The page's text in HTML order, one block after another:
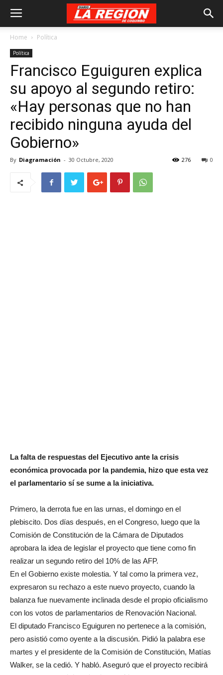
Home Política
Política
Francisco Eguiguren explica
su apoyo al segundo retiro:
«Hay personas que no han
recibido ninguna ayuda del
Gobierno»
By Diagramación - 30 Octubre, 2020 0
276
La falta de respuestas del Ejecutivo ante la crisis
económica provocada por la pandemia, hizo que esta vez
el parlamentario sí se sume a la iniciativa.
Primero, la derrota fue en las urnas, el domingo en el
plebiscito. Dos días después, en el Congreso, luego que la
Comisión de Constitución de la Cámara de Diputados
aprobara la idea de legislar el proyecto que tiene como fin
realizar un segundo retiro del 10% de las AFP.
En el Gobierno existe molestia. Y tal como la primera vez,
expresaron su rechazo a este nuevo proyecto, cuando la
balanza fue nuevamente inclinada desde el propio oficialismo
con los votos de parlamentarios de Renovación Nacional.
El diputado Francisco Eguiguren no pertenece a la comisión,
pero asistió como oyente a la discusión. Pidió la palabra ese
martes y el presidente de la Comisión de Constitución, Matías
Walker, se la cedió. Y habló. Aseguró que el proyecto recibirá